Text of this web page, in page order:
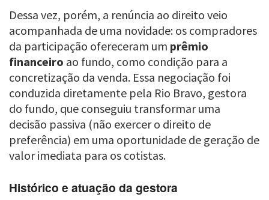
Dessa vez, porém, a renúncia ao direito veio
acompanhada de uma novidade: os compradores
da participação ofereceram um prêmio
financeiro ao fundo, como condição para a
concretização da venda. Essa negociação foi
conduzida diretamente pela Rio Bravo, gestora
do fundo, que conseguiu transformar uma
decisão passiva (não exercer o direito de
preferência) em uma oportunidade de geração de
valor imediata para os cotistas.
Histórico e atuação da gestora